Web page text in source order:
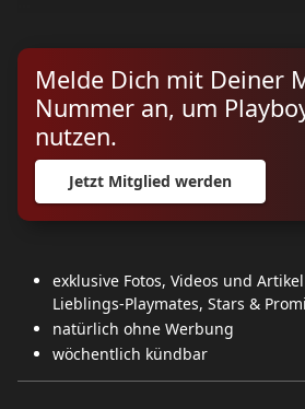
Melde Dich mit Deiner
Nummer an, um
nutzen.
Jetzt Mitglied werden
exklusive Fotos, Videos und
Lieblings-Playmates, Stars &
natürlich ohne Werbung
wöchentlich kündbar